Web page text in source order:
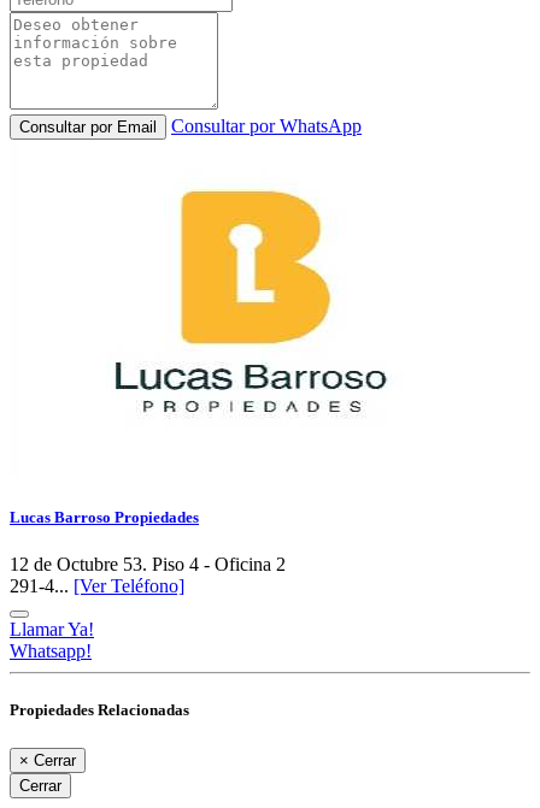
Consultar por Email Consultar por WhatsApp
Lucas Barroso Propiedades
12 de Octubre 53. Piso 4 - Oficina 2
291-4... [Ver Teléfono]
Llamar Ya!
Whatsapp!
Propiedades Relacionadas
× Cerrar
Cerrar